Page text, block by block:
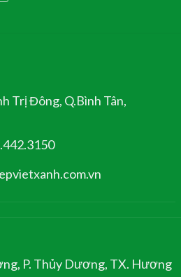
Trị Đông, Q.Bình Tân,
P. Thủy Dương, TX. Hương